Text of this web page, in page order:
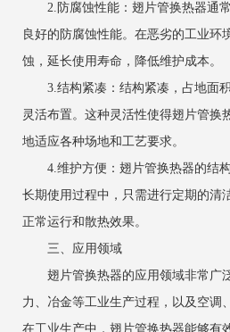
2.防腐蚀性能：翅片管换热器通常
良好的防腐蚀性能。在恶劣的工业环
蚀，延长使用寿命，降低维护成本。
3.结构紧凑：结构紧凑，占地面积
灵活布置。这种灵活性使得翅片管换
地适应各种场地和工艺要求。
4.维护方便：翅片管换热器的结构
长期使用过程中，只需进行定期的清
正常运行和散热效果。
三、应用领域
翅片管换热器的应用领域非常广
力、冶金等工业生产过程，以及空调
在工业生产中，翅片管换热器能够有